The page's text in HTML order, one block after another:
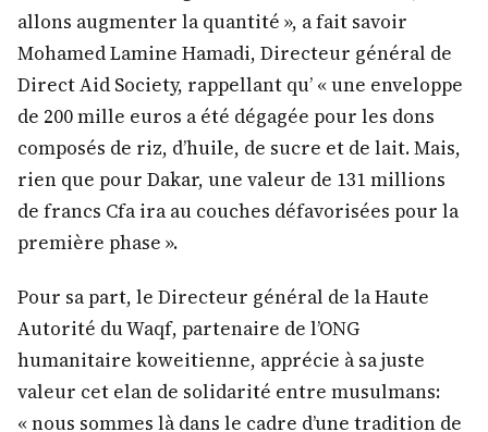
allons augmenter la quantité », a fait savoir
Mohamed Lamine Hamadi, Directeur général de
Direct Aid Society, rappellant qu’ « une enveloppe
de 200 mille euros a été dégagée pour les dons
composés de riz, d’huile, de sucre et de lait. Mais,
rien que pour Dakar, une valeur de 131 millions
de francs Cfa ira au couches défavorisées pour la
première phase ».
Pour sa part, le Directeur général de la Haute
Autorité du Waqf, partenaire de l’ONG
humanitaire koweitienne, apprécie à sa juste
valeur cet elan de solidarité entre musulmans:
« nous sommes là dans le cadre d’une tradition de